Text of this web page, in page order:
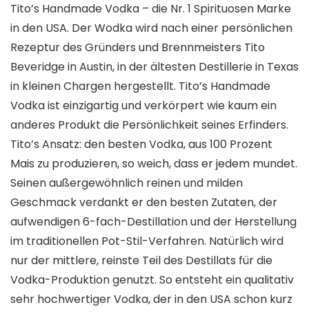
Tito’s Handmade Vodka – die Nr. 1 Spirituosen Marke
in den USA. Der Wodka wird nach einer persönlichen
Rezeptur des Gründers und Brennmeisters Tito
Beveridge in Austin, in der ältesten Destillerie in Texas
in kleinen Chargen hergestellt. Tito’s Handmade
Vodka ist einzigartig und verkörpert wie kaum ein
anderes Produkt die Persönlichkeit seines Erfinders.
Tito’s Ansatz: den besten Vodka, aus 100 Prozent
Mais zu produzieren, so weich, dass er jedem mundet.
Seinen außergewöhnlich reinen und milden
Geschmack verdankt er den besten Zutaten, der
aufwendigen 6-fach-Destillation und der Herstellung
im traditionellen Pot-Stil-Verfahren. Natürlich wird
nur der mittlere, reinste Teil des Destillats für die
Vodka-Produktion genutzt. So entsteht ein qualitativ
sehr hochwertiger Vodka, der in den USA schon kurz